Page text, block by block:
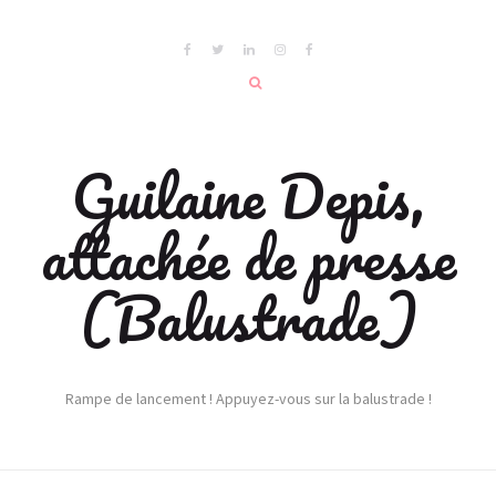
Guilaine Depis,
attachée de presse
(Balustrade)
Rampe de lancement ! Appuyez-vous sur la balustrade !